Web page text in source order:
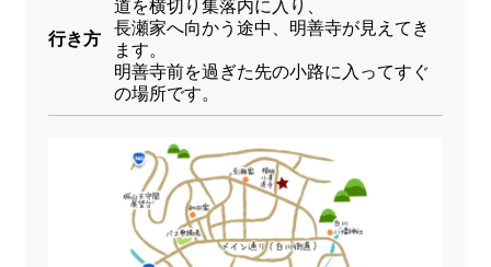
行き方
道を横切り集落内に入り、
長瀬家へ向かう途中、明善寺が見えてき
ます。
明善寺前を過ぎた先の小路に入ってすぐ
の場所です。